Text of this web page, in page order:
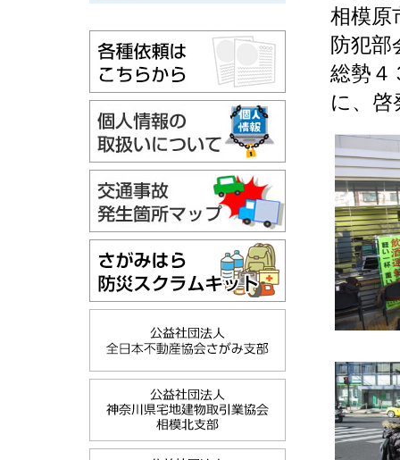
相模原
防犯部
総勢４
に、